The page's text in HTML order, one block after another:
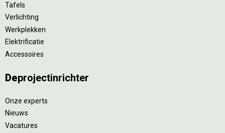
Tafels
Verlichting
Werkplekken
Elektrificatie
Accessoires
Deprojectinrichter
Onze experts
Nieuws
Vacatures